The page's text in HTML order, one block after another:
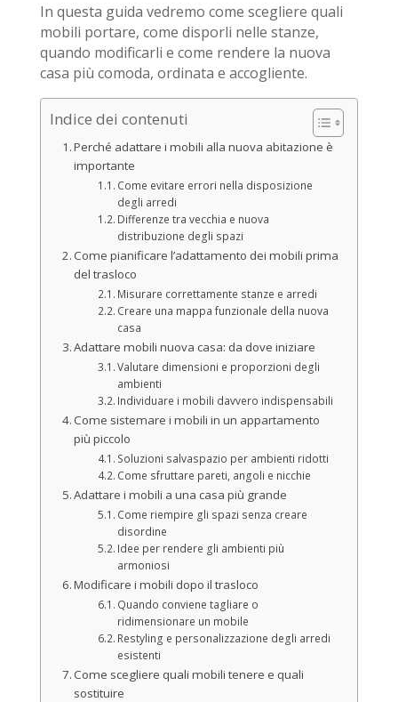
In questa guida vedremo come scegliere quali
mobili portare, come disporli nelle stanze,
quando modificarli e come rendere la nuova
casa più comoda, ordinata e accogliente.
Indice dei contenuti
Perché adattare i mobili alla nuova abitazione è
importante
Come evitare errori nella disposizione
degli arredi
Differenze tra vecchia e nuova
distribuzione degli spazi
Come pianificare l’adattamento dei mobili prima
del trasloco
Misurare correttamente stanze e arredi
Creare una mappa funzionale della nuova
casa
Adattare mobili nuova casa: da dove iniziare
Valutare dimensioni e proporzioni degli
ambienti
Individuare i mobili davvero indispensabili
Come sistemare i mobili in un appartamento
più piccolo
Soluzioni salvaspazio per ambienti ridotti
Come sfruttare pareti, angoli e nicchie
Adattare i mobili a una casa più grande
Come riempire gli spazi senza creare
disordine
Idee per rendere gli ambienti più
armoniosi
Modificare i mobili dopo il trasloco
Quando conviene tagliare o
ridimensionare un mobile
Restyling e personalizzazione degli arredi
esistenti
Come scegliere quali mobili tenere e quali
sostituire